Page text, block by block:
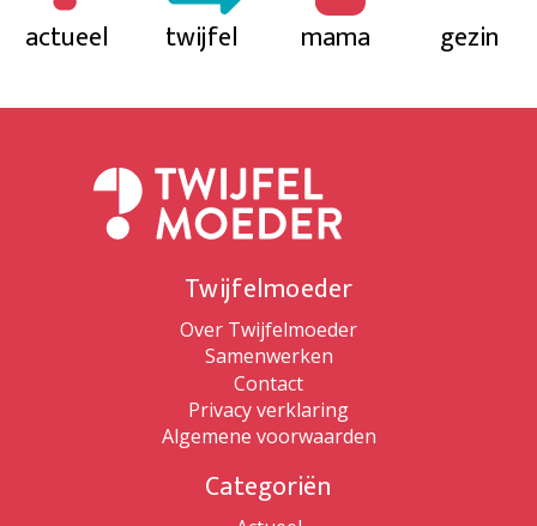
actueel twijfel mama gezin
Twijfelmoeder
Over Twijfelmoeder
Samenwerken
Contact
Privacy verklaring
Algemene voorwaarden
Categoriën